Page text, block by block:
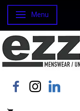
Skifte navigation
Menu